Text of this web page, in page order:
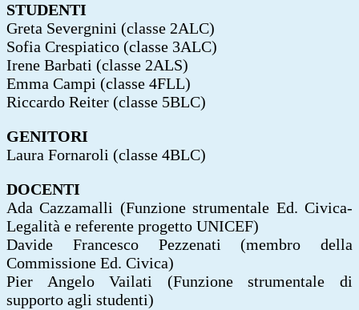
STUDENTI
Greta Severgnini (classe 2ALC)
Sofia Crespiatico (classe 3ALC)
Irene Barbati (classe 2ALS)
Emma Campi (classe 4FLL)
Riccardo Reiter (classe 5BLC)
GENITORI
Laura Fornaroli (classe 4BLC)
DOCENTI
Ada Cazzamalli (Funzione strumentale Ed. Civica-
Legalità e referente progetto UNICEF)
Davide Francesco Pezzenati (membro della
Commissione Ed. Civica)
Pier Angelo Vailati (Funzione strumentale di
supporto agli studenti)